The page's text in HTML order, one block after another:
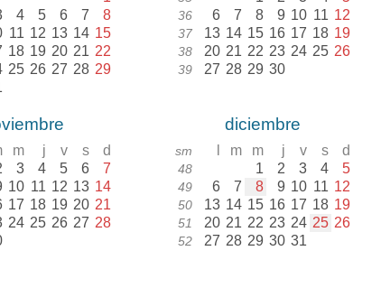
4 5 6 7 8
11 12 13 14 15
18 19 20 21 22
25 26 27 28 29
36 6 7 8 9 10 11 12
37 13 14 15 16 17 18 19
38 20 21 22 23 24 25 26
39 27 28 29 30
m j v s d
3 4 5 6 7
10 11 12 13 14
17 18 19 20 21
24 25 26 27 28
diciembre
sm m m j v s d
48 1 2 3 4 5
49 6 7 8 9 10 11 12
50 13 14 15 16 17 18 19
51 20 21 22 23 24 25 26
52 27 28 29 30 31